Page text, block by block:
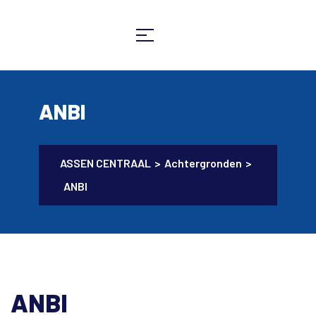
ANBI
ASSEN CENTRAAL > Achtergronden >
ANBI
ANBI